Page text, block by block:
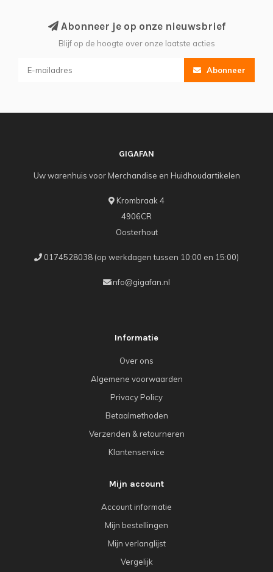
Abonneer je op onze nieuwsbrief
Blijf op de hoogte over onze laatste acties
Abonneer
GIGAFAN
Uw warenhuis voor Merchandise en Huidhoudartikelen
Krombraak 4
4906CR
Oosterhout
0174528038 (op werkdagen tussen 10:00 en 15:00)
info@gigafan.nl
Informatie
Over ons
Algemene voorwaarden
Privacy Policy
Betaalmethoden
Verzenden & retourneren
Klantenservice
Mijn account
Account informatie
Mijn bestellingen
Mijn verlanglijst
Vergelijk